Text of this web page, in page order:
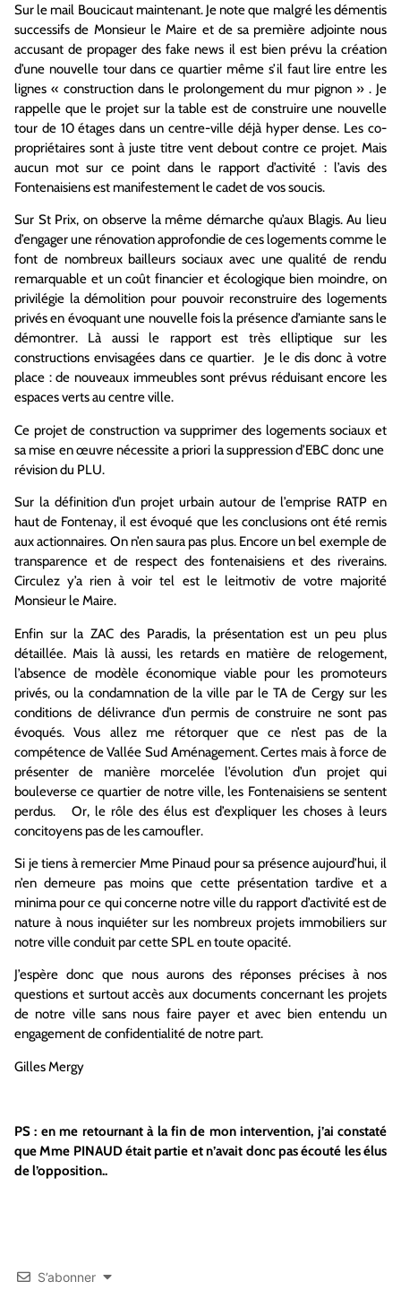
Sur le mail Boucicaut maintenant. Je note que malgré les démentis
successifs de Monsieur le Maire et de sa première adjointe nous
accusant de propager des fake news il est bien prévu la création
d’une nouvelle tour dans ce quartier même s’il faut lire entre les
lignes « construction dans le prolongement du mur pignon » . Je
rappelle que le projet sur la table est de construire une nouvelle
tour de 10 étages dans un centre-ville déjà hyper dense. Les co-
propriétaires sont à juste titre vent debout contre ce projet. Mais
aucun mot sur ce point dans le rapport d’activité : l’avis des
Fontenaisiens est manifestement le cadet de vos soucis.
Sur St Prix, on observe la même démarche qu’aux Blagis. Au lieu
d’engager une rénovation approfondie de ces logements comme le
font de nombreux bailleurs sociaux avec une qualité de rendu
remarquable et un coût financier et écologique bien moindre, on
privilégie la démolition pour pouvoir reconstruire des logements
privés en évoquant une nouvelle fois la présence d’amiante sans le
démontrer. Là aussi le rapport est très elliptique sur les
constructions envisagées dans ce quartier. Je le dis donc à votre
place : de nouveaux immeubles sont prévus réduisant encore les
espaces verts au centre ville.
Ce projet de construction va supprimer des logements sociaux et
sa mise en œuvre nécessite a priori la suppression d’EBC donc une
révision du PLU.
Sur la définition d’un projet urbain autour de l’emprise RATP en
haut de Fontenay, il est évoqué que les conclusions ont été remis
aux actionnaires. On n’en saura pas plus. Encore un bel exemple de
transparence et de respect des fontenaisiens et des riverains.
Circulez y’a rien à voir tel est le leitmotiv de votre majorité
Monsieur le Maire.
Enfin sur la ZAC des Paradis, la présentation est un peu plus
détaillée. Mais là aussi, les retards en matière de relogement,
l’absence de modèle économique viable pour les promoteurs
privés, ou la condamnation de la ville par le TA de Cergy sur les
conditions de délivrance d’un permis de construire ne sont pas
évoqués. Vous allez me rétorquer que ce n’est pas de la
compétence de Vallée Sud Aménagement. Certes mais à force de
présenter de manière morcelée l’évolution d’un projet qui
bouleverse ce quartier de notre ville, les Fontenaisiens se sentent
perdus. Or, le rôle des élus est d’expliquer les choses à leurs
concitoyens pas de les camoufler.
Si je tiens à remercier Mme Pinaud pour sa présence aujourd’hui, il
n’en demeure pas moins que cette présentation tardive et a
minima pour ce qui concerne notre ville du rapport d’activité est de
nature à nous inquiéter sur les nombreux projets immobiliers sur
notre ville conduit par cette SPL en toute opacité.
J’espère donc que nous aurons des réponses précises à nos
questions et surtout accès aux documents concernant les projets
de notre ville sans nous faire payer et avec bien entendu un
engagement de confidentialité de notre part.
Gilles Mergy
PS : en me retournant à la fin de mon intervention, j’ai constaté
que Mme PINAUD était partie et n’avait donc pas écouté les élus
de l’opposition..
S’abonner